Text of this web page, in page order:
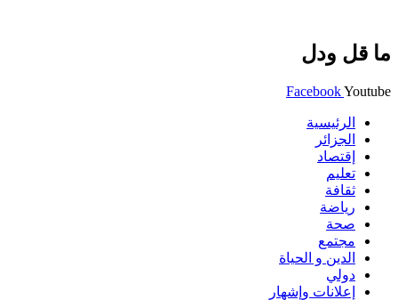
ما قل ودل
FacebookYoutube
الرئيسية
الجزائر
إقتصاد
تعليم
ثقافة
رياضة
صحة
مجتمع
الدين و الحياة
دولي
إعلانات وإشهار